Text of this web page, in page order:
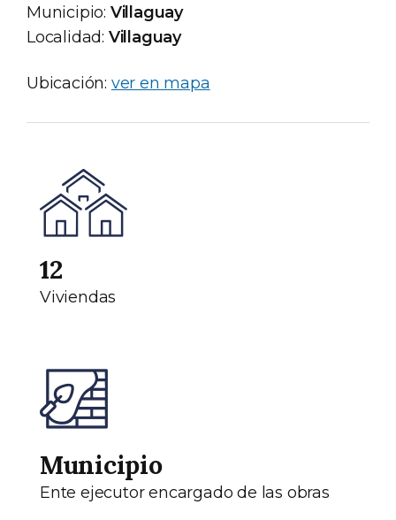
Municipio: Villaguay
Localidad: Villaguay
Ubicación: ver en mapa
12
Viviendas
Municipio
Ente ejecutor encargado de las obras